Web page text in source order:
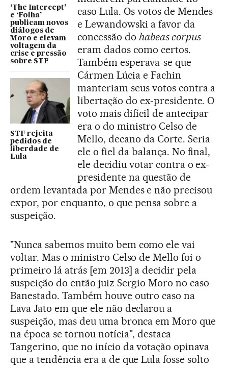
‘The Intercept’
e ‘Folha’
publicam novos
diálogos de
Moro e elevam
voltagem da
crise e pressão
sobre STF
STF rejeita
pedidos de
liberdade de
Lula
caso Lula. Os votos de Mendes
e Lewandowski a favor da
concessão do habeas corpus
eram dados como certos.
Também esperava-se que
Cármen Lúcia e Fachin
manteriam seus votos contra a
libertação do ex-presidente. O
voto mais difícil de antecipar
era o do ministro Celso de
Mello, decano da Corte. Seria
ele o fiel da balança. No final,
ele decidiu votar contra o ex-
presidente na questão de
ordem levantada por Mendes e não precisou
expor, por enquanto, o que pensa sobre a
suspeição.
"Nunca sabemos muito bem como ele vai
voltar. Mas o ministro Celso de Mello foi o
primeiro lá atrás [em 2013] a decidir pela
suspeição do então juiz Sergio Moro no caso
Banestado. Também houve outro caso na
Lava Jato em que ele não declarou a
suspeição, mas deu uma bronca em Moro que
na época se tornou notícia", destaca
Tangerino, que no início da votação opinava
que a tendência era a de que Lula fosse solto